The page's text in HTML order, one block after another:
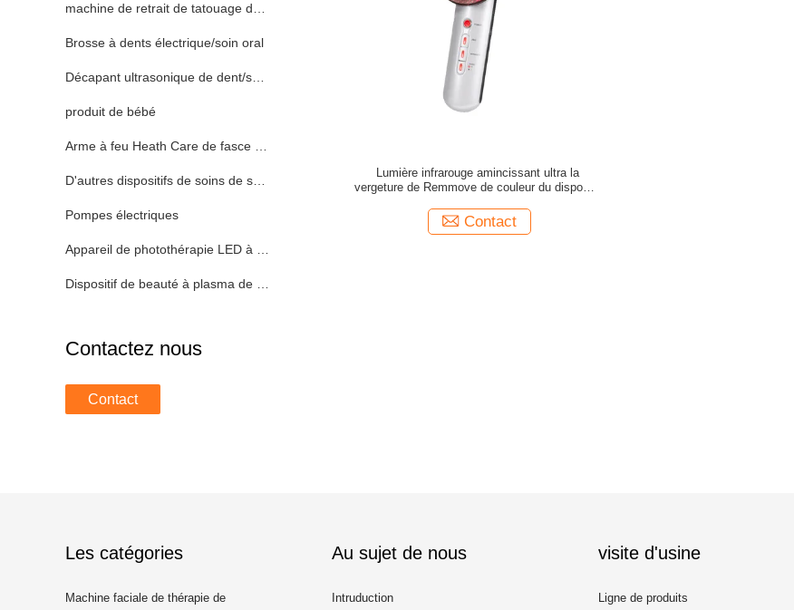
machine de retrait de tatouage de laser
Brosse à dents électrique/soin oral
Décapant ultrasonique de dent/soin oral
produit de bébé
Arme à feu Heath Care de fasce de muscle
D'autres dispositifs de soins de santé
Pompes électriques
Appareil de photothérapie LED à corps entier
Dispositif de beauté à plasma de fusion
Contactez nous
Contact
Lumière infrarouge amincissant ultra la
vergeture de Remmove de couleur du dispositif
Contact
Les catégories
Machine faciale de thérapie de
Au sujet de nous
Intruduction
visite d'usine
Ligne de produits